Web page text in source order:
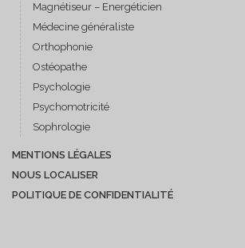
Magnétiseur – Energéticien
Médecine généraliste
Orthophonie
Ostéopathe
Psychologie
Psychomotricité
Sophrologie
MENTIONS LÉGALES
NOUS LOCALISER
POLITIQUE DE CONFIDENTIALITÉ